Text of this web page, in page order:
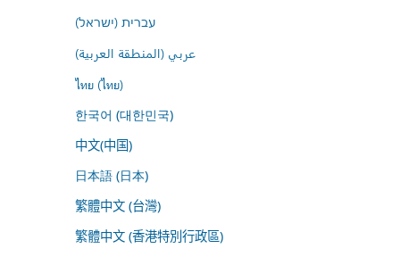
עברית (ישראל)
عربي (المنطقة العربية)
ไทย (ไทย)
한국어 (대한민국)
中文(中国)
日本語 (日本)
繁體中文 (台灣)
繁體中文 (香港特別行政區)